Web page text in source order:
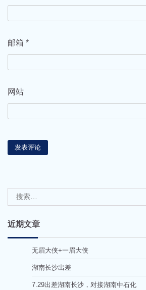
邮箱 *
网站
索：
近期文章
无眉大侠+一眉大侠
湖南长沙出差
7.29出差湖南长沙，对接湖南中石化